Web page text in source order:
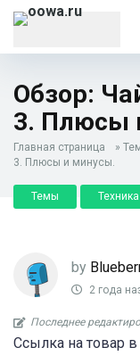
Обзор:
3. Плюсы
Главная страница »
3. Плюсы и минусы.
Темы Техника
by
2 года
Последнее
Ссылка на товар в